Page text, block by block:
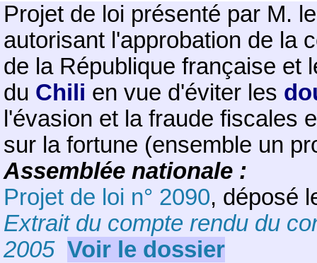
Projet de loi présenté par M.
autorisant l'approbation de la
de la République française et
du Chili en vue d'éviter les
l'évasion et la fraude fiscales
sur la fortune (ensemble un
Assemblée nationale :
Projet de loi n° 2090, déposé
Extrait du compte rendu du
2005 Voir le dossier